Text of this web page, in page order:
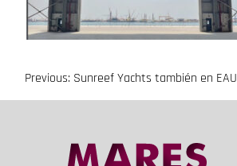
Navegación
entradas
Previous: Sunreef Yachts también en EAU